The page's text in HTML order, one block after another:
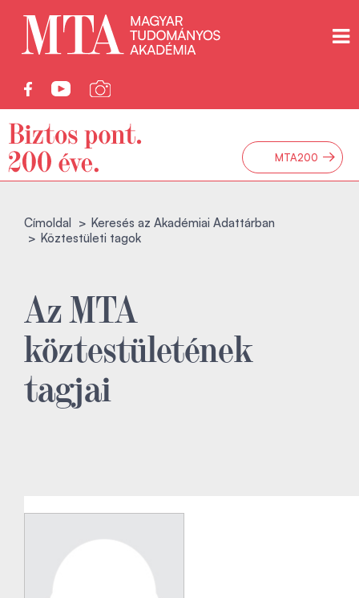
MTA200 →
Címoldal
Keresés az Akadémiai Adattárban
Köztestületi tagok
Az MTA
köztestületének
tagjai